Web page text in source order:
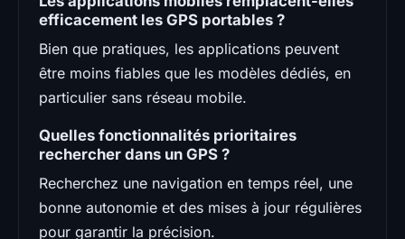
efficacement les GPS portables ?
Bien que pratiques, les applications peuvent
être moins fiables que les modèles dédiés, en
particulier sans réseau mobile.
Quelles fonctionnalités prioritaires
rechercher dans un GPS ?
Recherchez une navigation en temps réel, une
bonne autonomie et des mises à jour régulières
pour garantir la précision.